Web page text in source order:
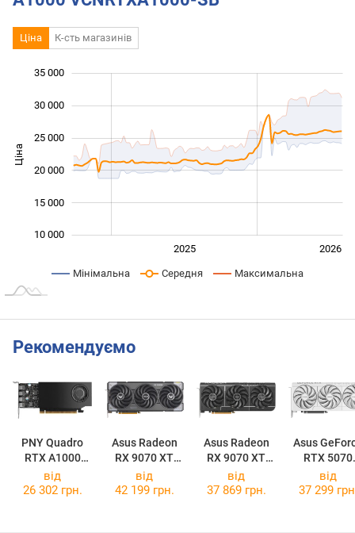
Ціна К-сть магазинів
Ціна
10 000
15 000
20 000
25 000
30 000
35 000
2025 2026
Мінімальна Середня Максимальна
Рекомендуємо
PNY Quadro
RTX A1000
VCNRTXA1000
-PB
Asus Radeon
RX 9070 XT
TUF Gaming
OC 16GB
Asus Radeon
RX 9070 XT
Prime OC 16GB
Asus
RTX 5070
Prime OC
від
26 302 грн.
від
42 199 грн.
від
37 869 грн.
від
37 299